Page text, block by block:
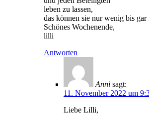
leben zu lassen,
das können sie nur wenig bis gar
Schönes Wochenende,
lilli
Antworten
Anni sagt:
11. November 2022 um
Liebe Lilli,